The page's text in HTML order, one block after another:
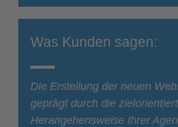
Was Kunden sagen:
Die Erstellung der neuen
geprägt durch die
Herangehensweise Ihrer